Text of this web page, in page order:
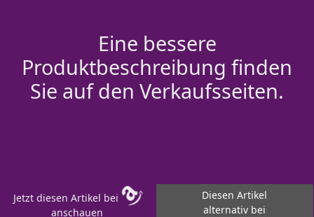
Eine bessere
Produktbeschreibung finden
Sie auf den Verkaufsseiten.
Jetzt diesen Artikel bei
anschauen
Diesen Artikel
alternativ bei